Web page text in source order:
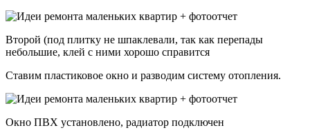
Второй (под плитку не шпаклевали, так как перепады
небольшие, клей с ними хорошо справится
Ставим пластиковое окно и разводим систему отопления.
Окно ПВХ установлено, радиатор подключен